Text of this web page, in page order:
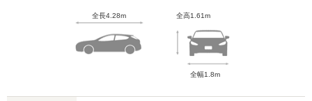
全長4.28m 全高1.61m
全幅1.8m